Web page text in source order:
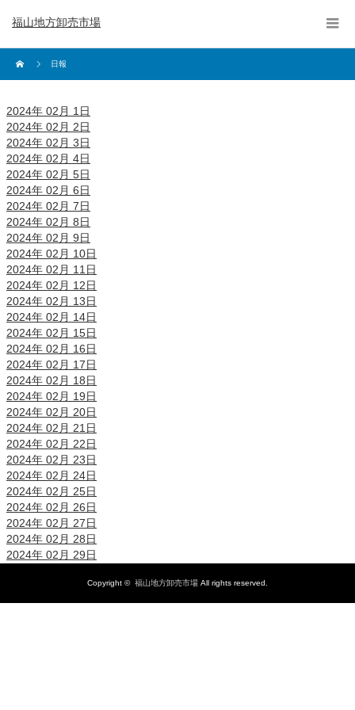
福山地方卸売市場
日報
2024年 02月 1日
2024年 02月 2日
2024年 02月 3日
2024年 02月 4日
2024年 02月 5日
2024年 02月 6日
2024年 02月 7日
2024年 02月 8日
2024年 02月 9日
2024年 02月 10日
2024年 02月 11日
2024年 02月 12日
2024年 02月 13日
2024年 02月 14日
2024年 02月 15日
2024年 02月 16日
2024年 02月 17日
2024年 02月 18日
2024年 02月 19日
2024年 02月 20日
2024年 02月 21日
2024年 02月 22日
2024年 02月 23日
2024年 02月 24日
2024年 02月 25日
2024年 02月 26日
2024年 02月 27日
2024年 02月 28日
2024年 02月 29日
Copyright © 福山地方卸売市場 All rights reserved.